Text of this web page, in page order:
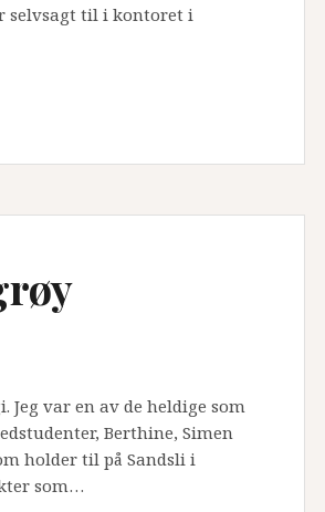
selvsagt til i kontoret i
Jeg var en av de heldige som
Berthine, Simen
holder til på Sandsli i
som…